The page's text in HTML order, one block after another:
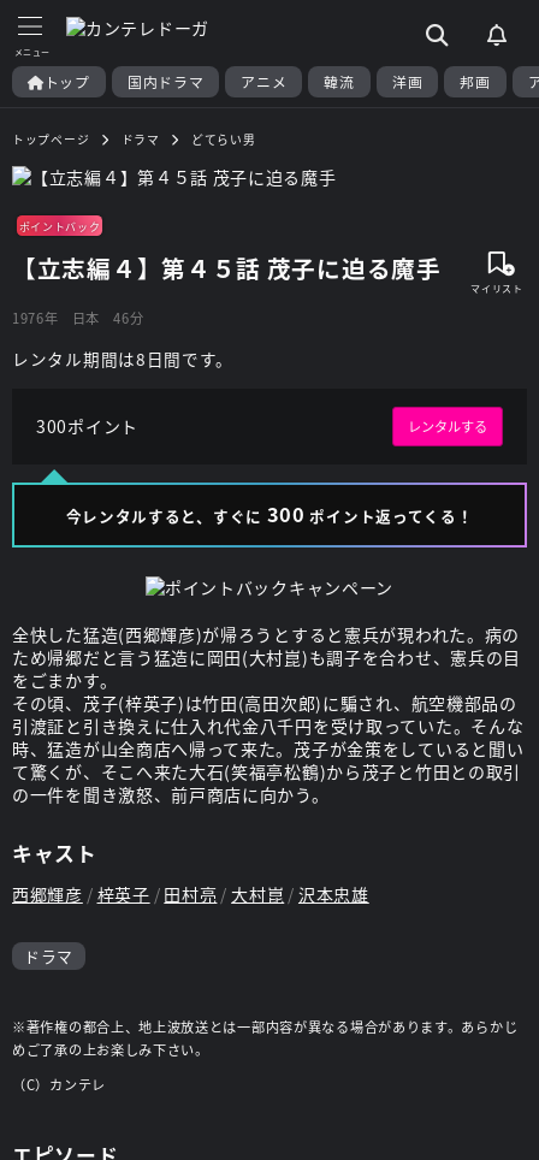
トップ 国内ドラマ アニメ 韓流 洋画 邦画
トップページ ドラマ どてらい男
ポイントバック
【立志編４】第４５話 茂子に迫る魔手
1976年 日本 46分
レンタル期間は8日間です。
300ポイント レンタルする
今レンタルすると、すぐに 300 ポイント返ってくる！
全快した猛造(西郷輝彦)が帰ろうとすると憲兵が現われた。病の
ため帰郷だと言う猛造に岡田(大村崑)も調子を合わせ、憲兵の目
をごまかす。
その頃、茂子(梓英子)は竹田(高田次郎)に騙され、航空機部品の
引渡証と引き換えに仕入れ代金八千円を受け取っていた。そんな
時、猛造が山全商店へ帰って来た。茂子が金策をしていると聞い
て驚くが、そこへ来た大石(笑福亭松鶴)から茂子と竹田との取引
の一件を聞き激怒、前戸商店に向かう。
キャスト
西郷輝彦 梓英子 田村亮 大村崑 沢本忠雄
ドラマ
※著作権の都合上、地上波放送とは一部内容が異なる場合があります。あらかじ
めご了承の上お楽しみ下さい。
（C）カンテレ